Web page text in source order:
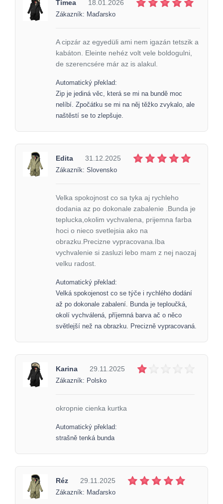
Tímea 18.01.2026
Zákazník: Maďarsko
A cipzár az egyedüli ami nem igazán tetszik a
kabáton. Eleinte nehéz volt vele boldogulni,
de szerencsére már az is alakul.
Automatický překlad:
Zip je jediná věc, která se mi na bundě moc
nelíbí. Zpočátku se mi na něj těžko zvykalo, ale
naštěstí se to zlepšuje.
Edita 31.12.2025
Zákazník: Slovensko
Velka spokojnost co sa tyka aj rychleho
dodania az po dokonale zabalenie .Bunda je
teplucka,okolim vychvalena, prijemna farba
hoci o nieco svetlejsia ako na
obrazku.Precizne vypracovana.Iba
vychvalenie si zasluzi lebo mam z nej naozaj
velku radost.
Automatický překlad:
Velká spokojenost co se týče i rychlého dodání
až po dokonale zabalení. Bunda je teploučká,
okolí vychválená, příjemná barva ač o něco
světlejší než na obrazku. Precizně vypracovaná.
Karina 29.11.2025
Zákazník: Polsko
okropnie cienka kurtka
Automatický překlad:
strašně tenká bunda
Réz 29.11.2025
Zákazník: Maďarsko